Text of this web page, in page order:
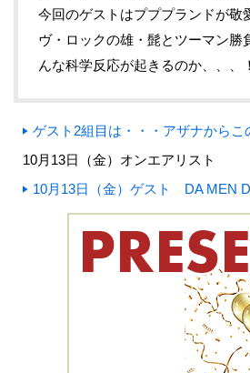
今回のゲストはプププランドが敬
ヴ・ロックの雄・髭とツーマン勝
んな科学反応が起きるのか、、、！
ゲスト2組目は・・・アザナからこ
10月13日（金）オンエアリスト
10月13日（金）ゲスト DA MEN